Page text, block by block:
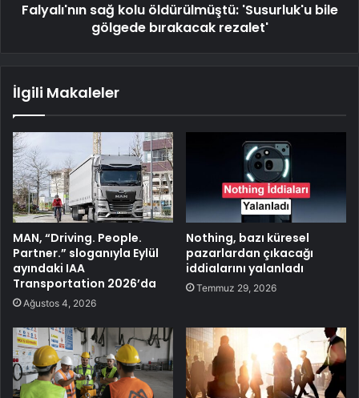
Falyalı'nın sağ kolu öldürülmüştü: 'Susurluk'u bile
gölgede bırakacak rezalet'
İlgili Makaleler
MAN, “Driving. People.
Partner.” sloganıyla Eylül
ayındaki IAA
Transportation 2026’da
Ağustos 4, 2026
Nothing, bazı küresel
pazarlardan çıkacağı
iddialarını yalanladı
Temmuz 29, 2026